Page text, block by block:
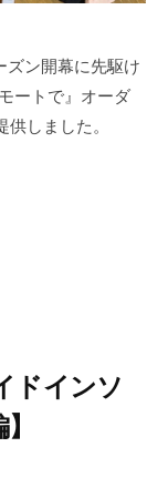
ズン開幕に先駆け
ートで』オーダ
供しました。
ドインソ